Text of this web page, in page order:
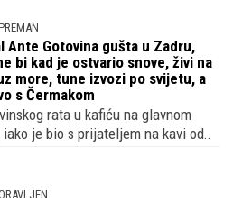
Ante Gotovina gušta u Zadru,
bi kad je ostvario snove, živi na
more, tune izvozi po svijetu, a
s Čermakom
rata u kafiću na glavnom
je bio s prijateljem na kavi od..